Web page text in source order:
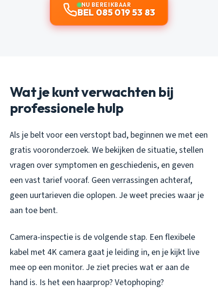
NU BEREIKBAAR
BEL 085 019 53 83
Wat je kunt verwachten bij
professionele hulp
Als je belt voor een verstopt bad, beginnen we met een
gratis vooronderzoek. We bekijken de situatie, stellen
vragen over symptomen en geschiedenis, en geven
een vast tarief vooraf. Geen verrassingen achteraf,
geen uurtarieven die oplopen. Je weet precies waar je
aan toe bent.
Camera-inspectie is de volgende stap. Een flexibele
kabel met 4K camera gaat je leiding in, en je kijkt live
mee op een monitor. Je ziet precies wat er aan de
hand is. Is het een haarprop? Vetophoping?